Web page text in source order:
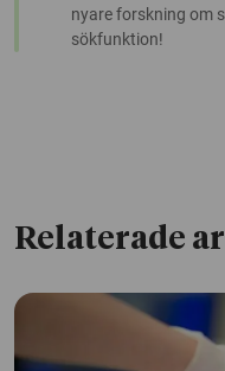
nyare forskning om
sökfunktion!
Relaterade